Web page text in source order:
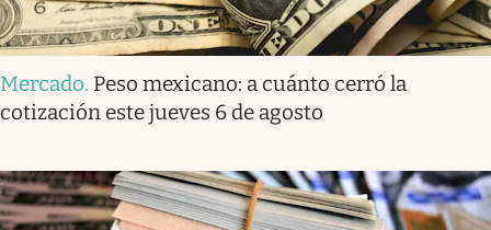
Mercado. Peso mexicano: a cuánto cerró la
cotización este jueves 6 de agosto